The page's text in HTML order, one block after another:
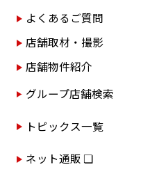
よくあるご質問
店舗取材・撮影
店舗物件紹介
グループ店舗検索
トピックス一覧
ネット通販 ❏